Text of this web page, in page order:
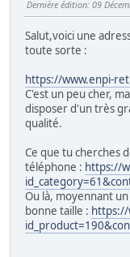
Dernière édition: 09
Salut,voici une
toute sorte :
https://www.enpi-
C'est un peu cher,
disposer d'un très
qualité.
Ce que tu cherches
téléphone : https://
Ou là, moyennant
bonne taille : https://